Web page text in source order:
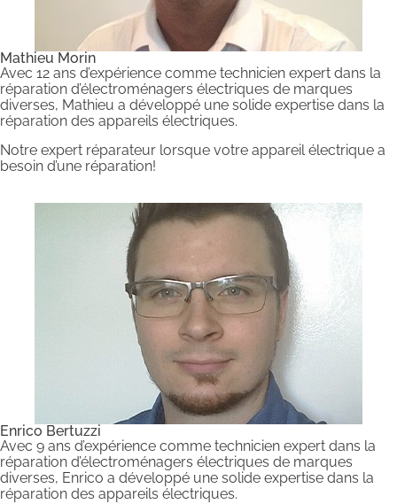
Mathieu Morin
Avec 12 ans d’expérience comme technicien expert dans la
réparation d’électroménagers électriques de marques
diverses, Mathieu a développé une solide expertise dans la
réparation des appareils électriques.
Notre expert réparateur lorsque votre appareil électrique a
besoin d’une réparation!
Enrico Bertuzzi
Avec 9 ans d’expérience comme technicien expert dans la
réparation d’électroménagers électriques de marques
diverses, Enrico a développé une solide expertise dans la
réparation des appareils électriques.